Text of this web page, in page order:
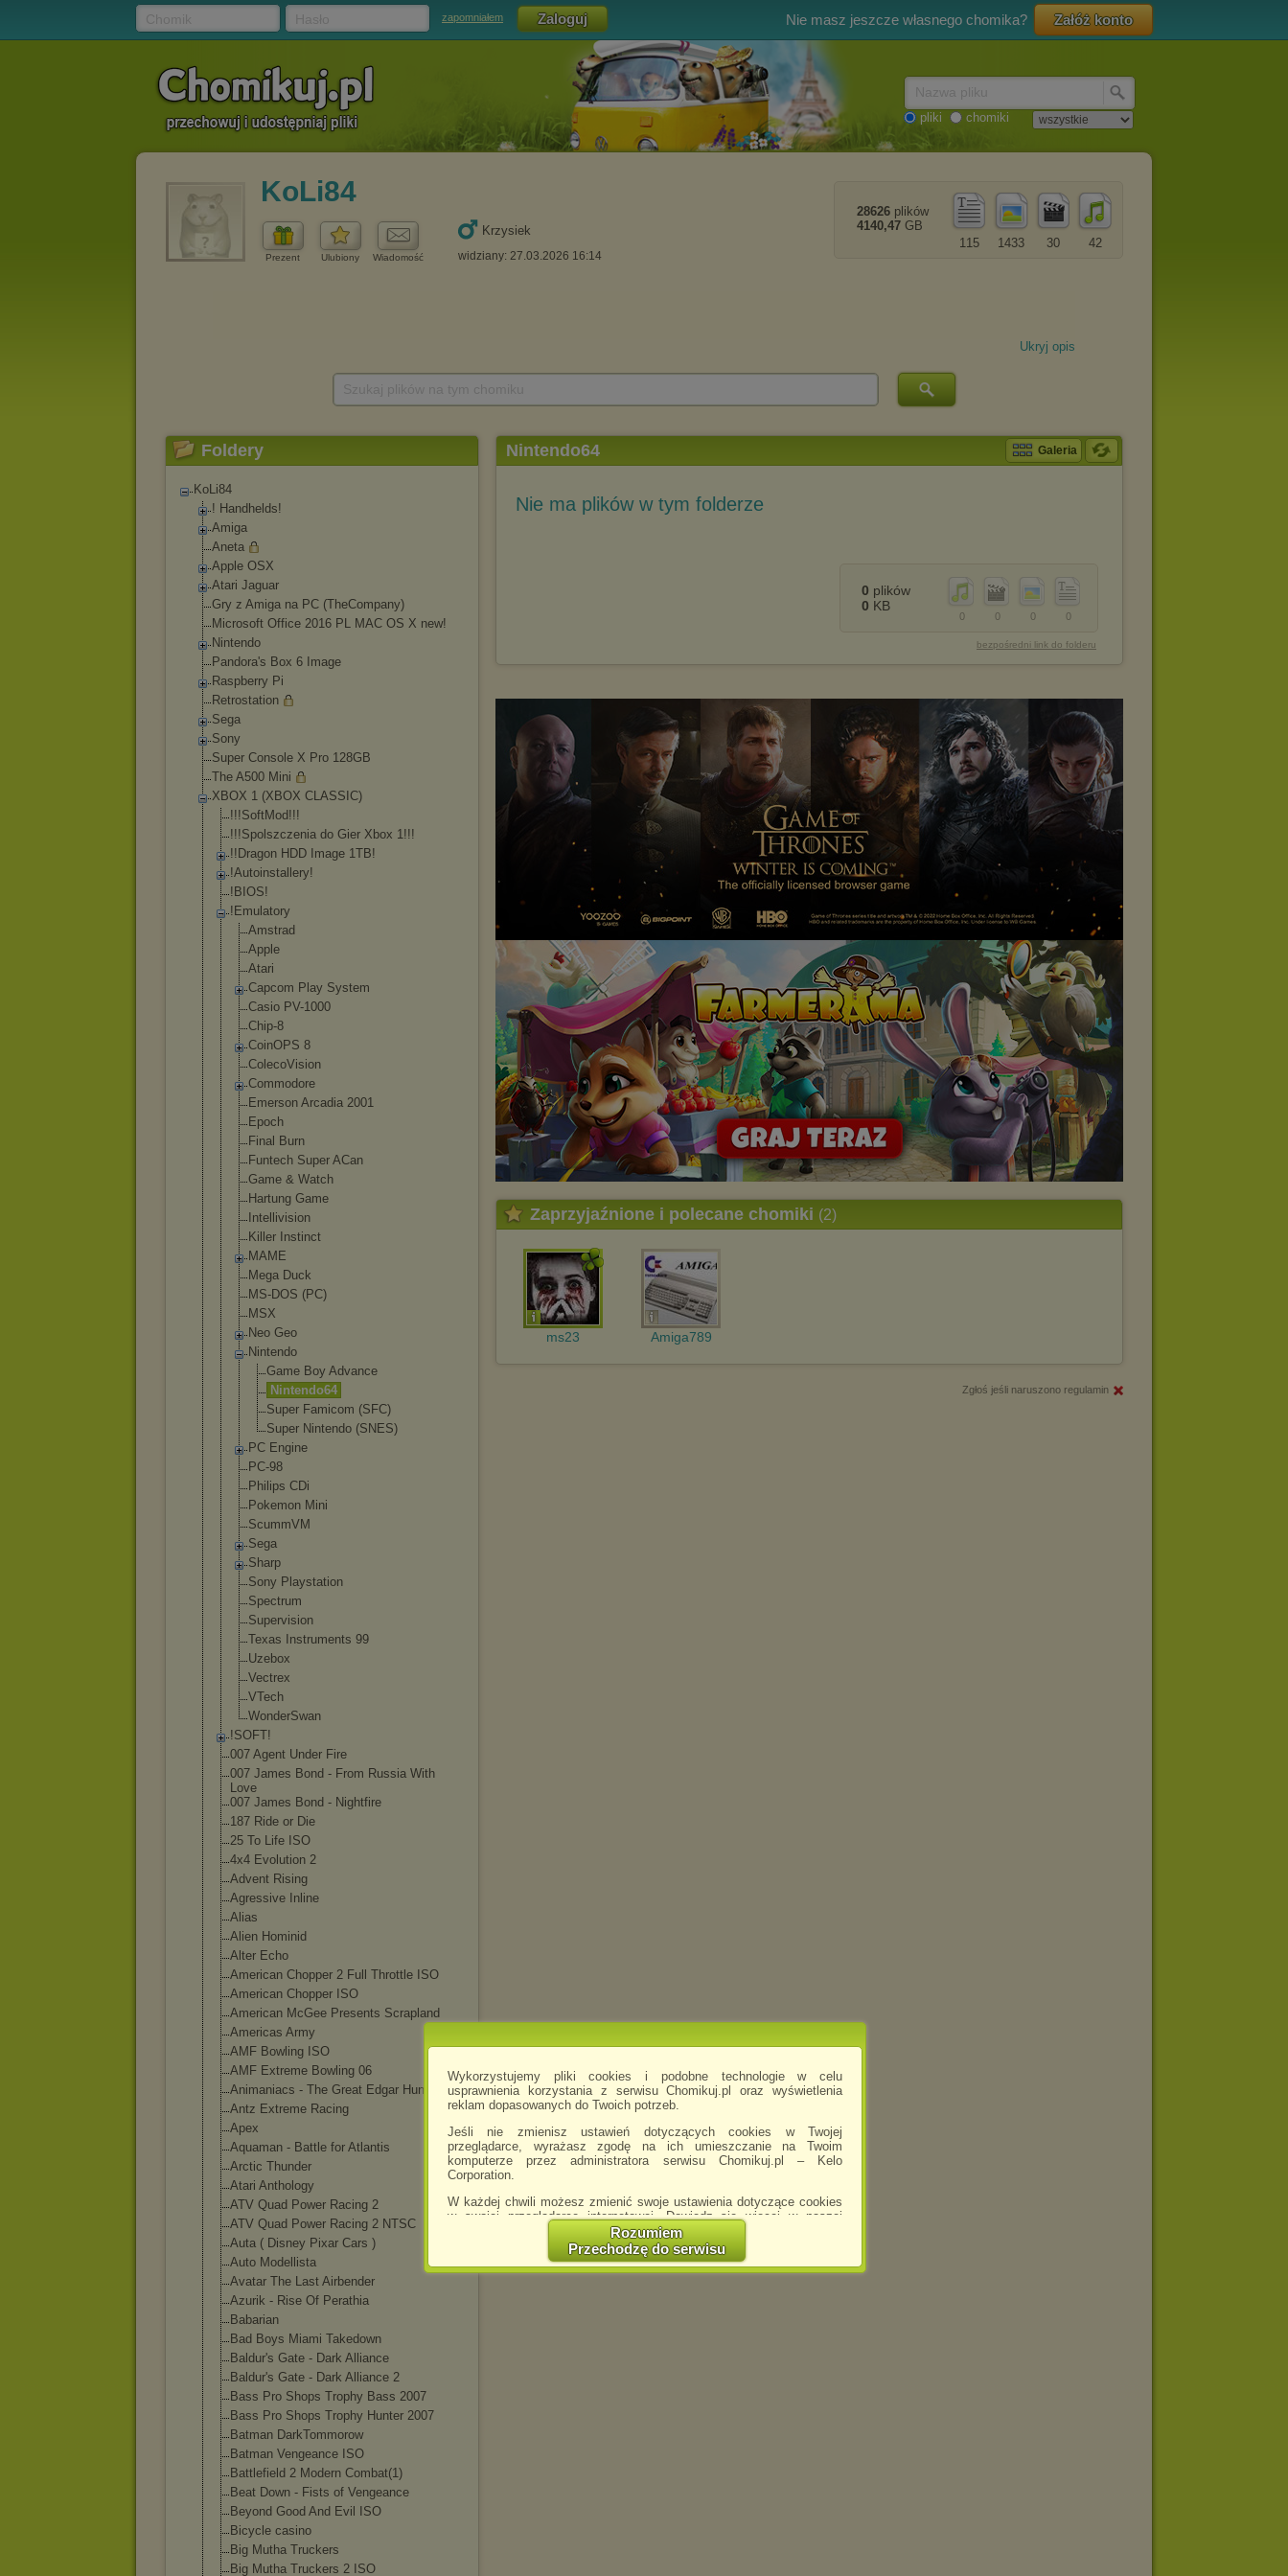
Wykorzystujemy pliki cookies i podobne technologie w celu
usprawnienia korzystania z serwisu Chomikuj.pl oraz wyświetlenia
reklam dopasowanych do Twoich potrzeb.
Jeśli nie zmienisz ustawień dotyczących cookies w Twojej
przeglądarce, wyrażasz zgodę na ich umieszczanie na Twoim
komputerze przez administratora serwisu Chomikuj.pl – Kelo
Corporation.
W każdej chwili możesz zmienić swoje ustawienia dotyczące cookies
w swojej przeglądarce internetowej. Dowiedz się więcej w naszej
http://chomikuj.pl/PolitykaPrywatnosci.aspx
Jednocześnie informujemy że zmiana ustawień przeglądarki może
spowodować ograniczenie korzystania ze strony Chomikuj.pl.
Rozumiem
Przechodzę do serwisu
zapomniałem Nie masz jeszcze własnego chomika? Załóż konto
pliki chomiki
KoLi84
Prezent Ulubiony Wiadomość
Krzysiek
widziany: 27.03.2026 16:14
42
30
1433
115
28626 plików
4140,47 GB
Ukryj opis
Foldery
KoLi84
! Handhelds!
Amiga
Aneta
Apple OSX
Atari Jaguar
Gry z Amiga na PC (TheCompany)
Microsoft Office 2016 PL MAC OS X new!
Nintendo
Pandora's Box 6 Image
Raspberry Pi
Retrostation
Sega
Sony
Super Console X Pro 128GB
The A500 Mini
XBOX 1 (XBOX CLASSIC)
!!!SoftMod!!!
!!!Spolszczenia do Gier Xbox 1!!!
!!Dragon HDD Image 1TB!
!Autoinstallery!
!BIOS!
!Emulatory
Amstrad
Apple
Atari
Capcom Play System
Casio PV-1000
Chip-8
CoinOPS 8
ColecoVision
Commodore
Emerson Arcadia 2001
Epoch
Final Burn
Funtech Super ACan
Game & Watch
Hartung Game
Intellivision
Killer Instinct
MAME
Mega Duck
MS-DOS (PC)
MSX
Neo Geo
Nintendo
Game Boy Advance
Nintendo64
Super Famicom (SFC)
Super Nintendo (SNES)
PC Engine
PC-98
Philips CDi
Pokemon Mini
ScummVM
Sega
Sharp
Sony Playstation
Spectrum
Supervision
Texas Instruments 99
Uzebox
Vectrex
VTech
WonderSwan
!SOFT!
007 Agent Under Fire
007 James Bond - From Russia With
Love
007 James Bond - Nightfire
187 Ride or Die
25 To Life ISO
4x4 Evolution 2
Advent Rising
Agressive Inline
Alias
Alien Hominid
Alter Echo
American Chopper 2 Full Throttle ISO
American Chopper ISO
American McGee Presents Scrapland
Americas Army
AMF Bowling ISO
AMF Extreme Bowling 06
Animaniacs - The Great Edgar Hunt
Antz Extreme Racing
Apex
Aquaman - Battle for Atlantis
Arctic Thunder
Atari Anthology
ATV Quad Power Racing 2
ATV Quad Power Racing 2 NTSC
Auta ( Disney Pixar Cars )
Auto Modellista
Avatar The Last Airbender
Azurik - Rise Of Perathia
Babarian
Bad Boys Miami Takedown
Baldur's Gate - Dark Alliance
Baldur's Gate - Dark Alliance 2
Bass Pro Shops Trophy Bass 2007
Bass Pro Shops Trophy Hunter 2007
Batman DarkTommorow
Batman Vengeance ISO
Battlefield 2 Modern Combat(1)
Beat Down - Fists of Vengeance
Beyond Good And Evil ISO
Bicycle casino
Big Mutha Truckers
Big Mutha Truckers 2 ISO
Nintendo64 Galeria
Nie ma plików w tym folderze
0
0
0
0
0 plików
0 KB
bezpośredni link do folderu
Zaprzyjaźnione i polecane chomiki (2)
ms23 Amiga789
Zgłoś jeśli naruszono regulamin